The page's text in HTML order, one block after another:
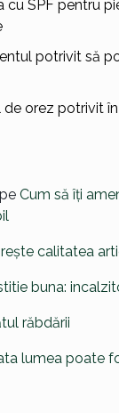
cu SPF pentru
potrivit să
orez potrivit
Cum să îți
calitatea
buna:
răbdării
lumea poate